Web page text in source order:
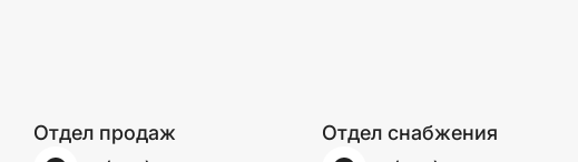
Отдел продаж Отдел снабжения